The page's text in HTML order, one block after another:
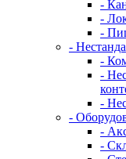
-
-
-
-
-
-
-
-
-
-